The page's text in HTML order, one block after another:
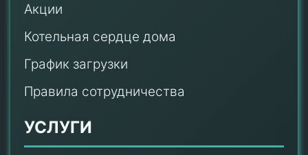
Акции
Котельная сердце дома
График загрузки
Правила сотрудничества
УСЛУГИ